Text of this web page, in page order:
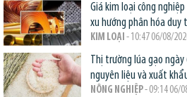
Giá kim loại công
xu hướng phân hóa duy
KIM LOẠI - 10:47 06/08/
Thị trường lúa gạo
nguyên liệu và xuất
NÔNG NGHIỆP- 09:14 06/